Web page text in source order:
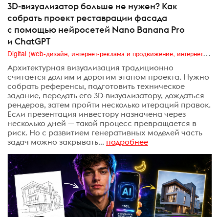
3D-визуализатор больше не нужен? Как
собрать проект реставрации фасада
с помощью нейросетей Nano Banana Pro
и ChatGPT
Digital (web-дизайн, интернет-реклама и продвижение, интернет-сообщества и блоги, интернет-коммуникации, мобильный маркетинг, реклама на цифровых экранах)
Архитектурная визуализация традиционно
считается долгим и дорогим этапом проекта. Нужно
собрать референсы, подготовить техническое
задание, передать его 3D-визуализатору, дождаться
рендеров, затем пройти несколько итераций правок.
Если презентация инвестору назначена через
несколько дней — такой процесс превращается в
риск. Но с развитием генеративных моделей часть
задач можно закрывать... подробнее